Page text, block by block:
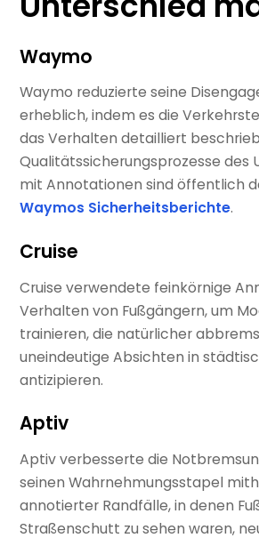
Waymo
Waymo reduzierte seine
erheblich, indem es die
das Verhalten detailliert
Qualitätssicherungsprozesse des
mit Annotationen sind öffentlich
Waymos Sicherheitsberichte.
Cruise
Cruise verwendete feinkörnige
Verhalten von Fußgängern, um
trainieren, die natürlicher
uneindeutige Absichten in
antizipieren.
Aptiv
Aptiv verbesserte die
seinen Wahrnehmungsstapel
annotierter Randfälle, in denen
Straßenschutt zu sehen waren,